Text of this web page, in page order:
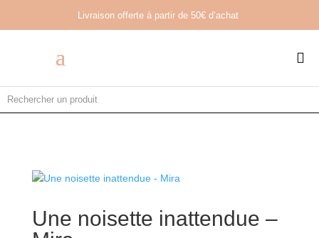
Livraison offerte à partir de 50€ d’achat

Une noisette inattendue –